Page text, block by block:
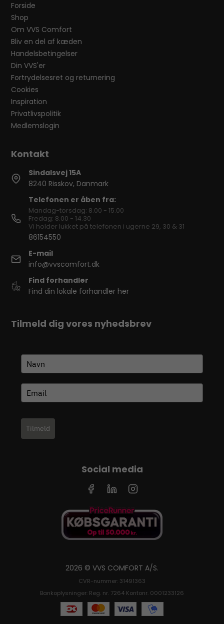
Forside
Shop
Om VVS Comfort
Bliv en del af kæden
Handelsbetingelser
Din VVS'er
Fortrydelsesret og returnering
Cookies
Inspiration
Privatlivspolitik
Medlemslogin
Sindalsvej 15A
8240 Risskov, Danmark
Telefonen er åben fra:
Mandag-torsdag: 8.00 - 15.00
Fredag: 8.00 - 14.30
Vi holder lukket på telefonen i ugerne 29, 30 & 31
86154550
E-mail
info@vvscomfort.dk
Find forhandler
Find din lokale forhandler her
Tilmeld dig vores nyhedsbrev
Tilmeld
Social media
2026 © VVS COMFORT A/S.
CVR-nummer: 31491363
Bankoplysninger: Reg. nr. 7264 Kontonr. 0001233126